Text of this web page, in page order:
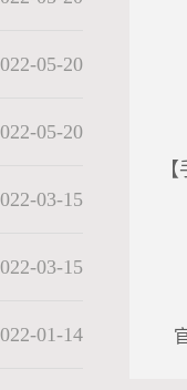
05-20
05-20
03-15
03-15
01-14